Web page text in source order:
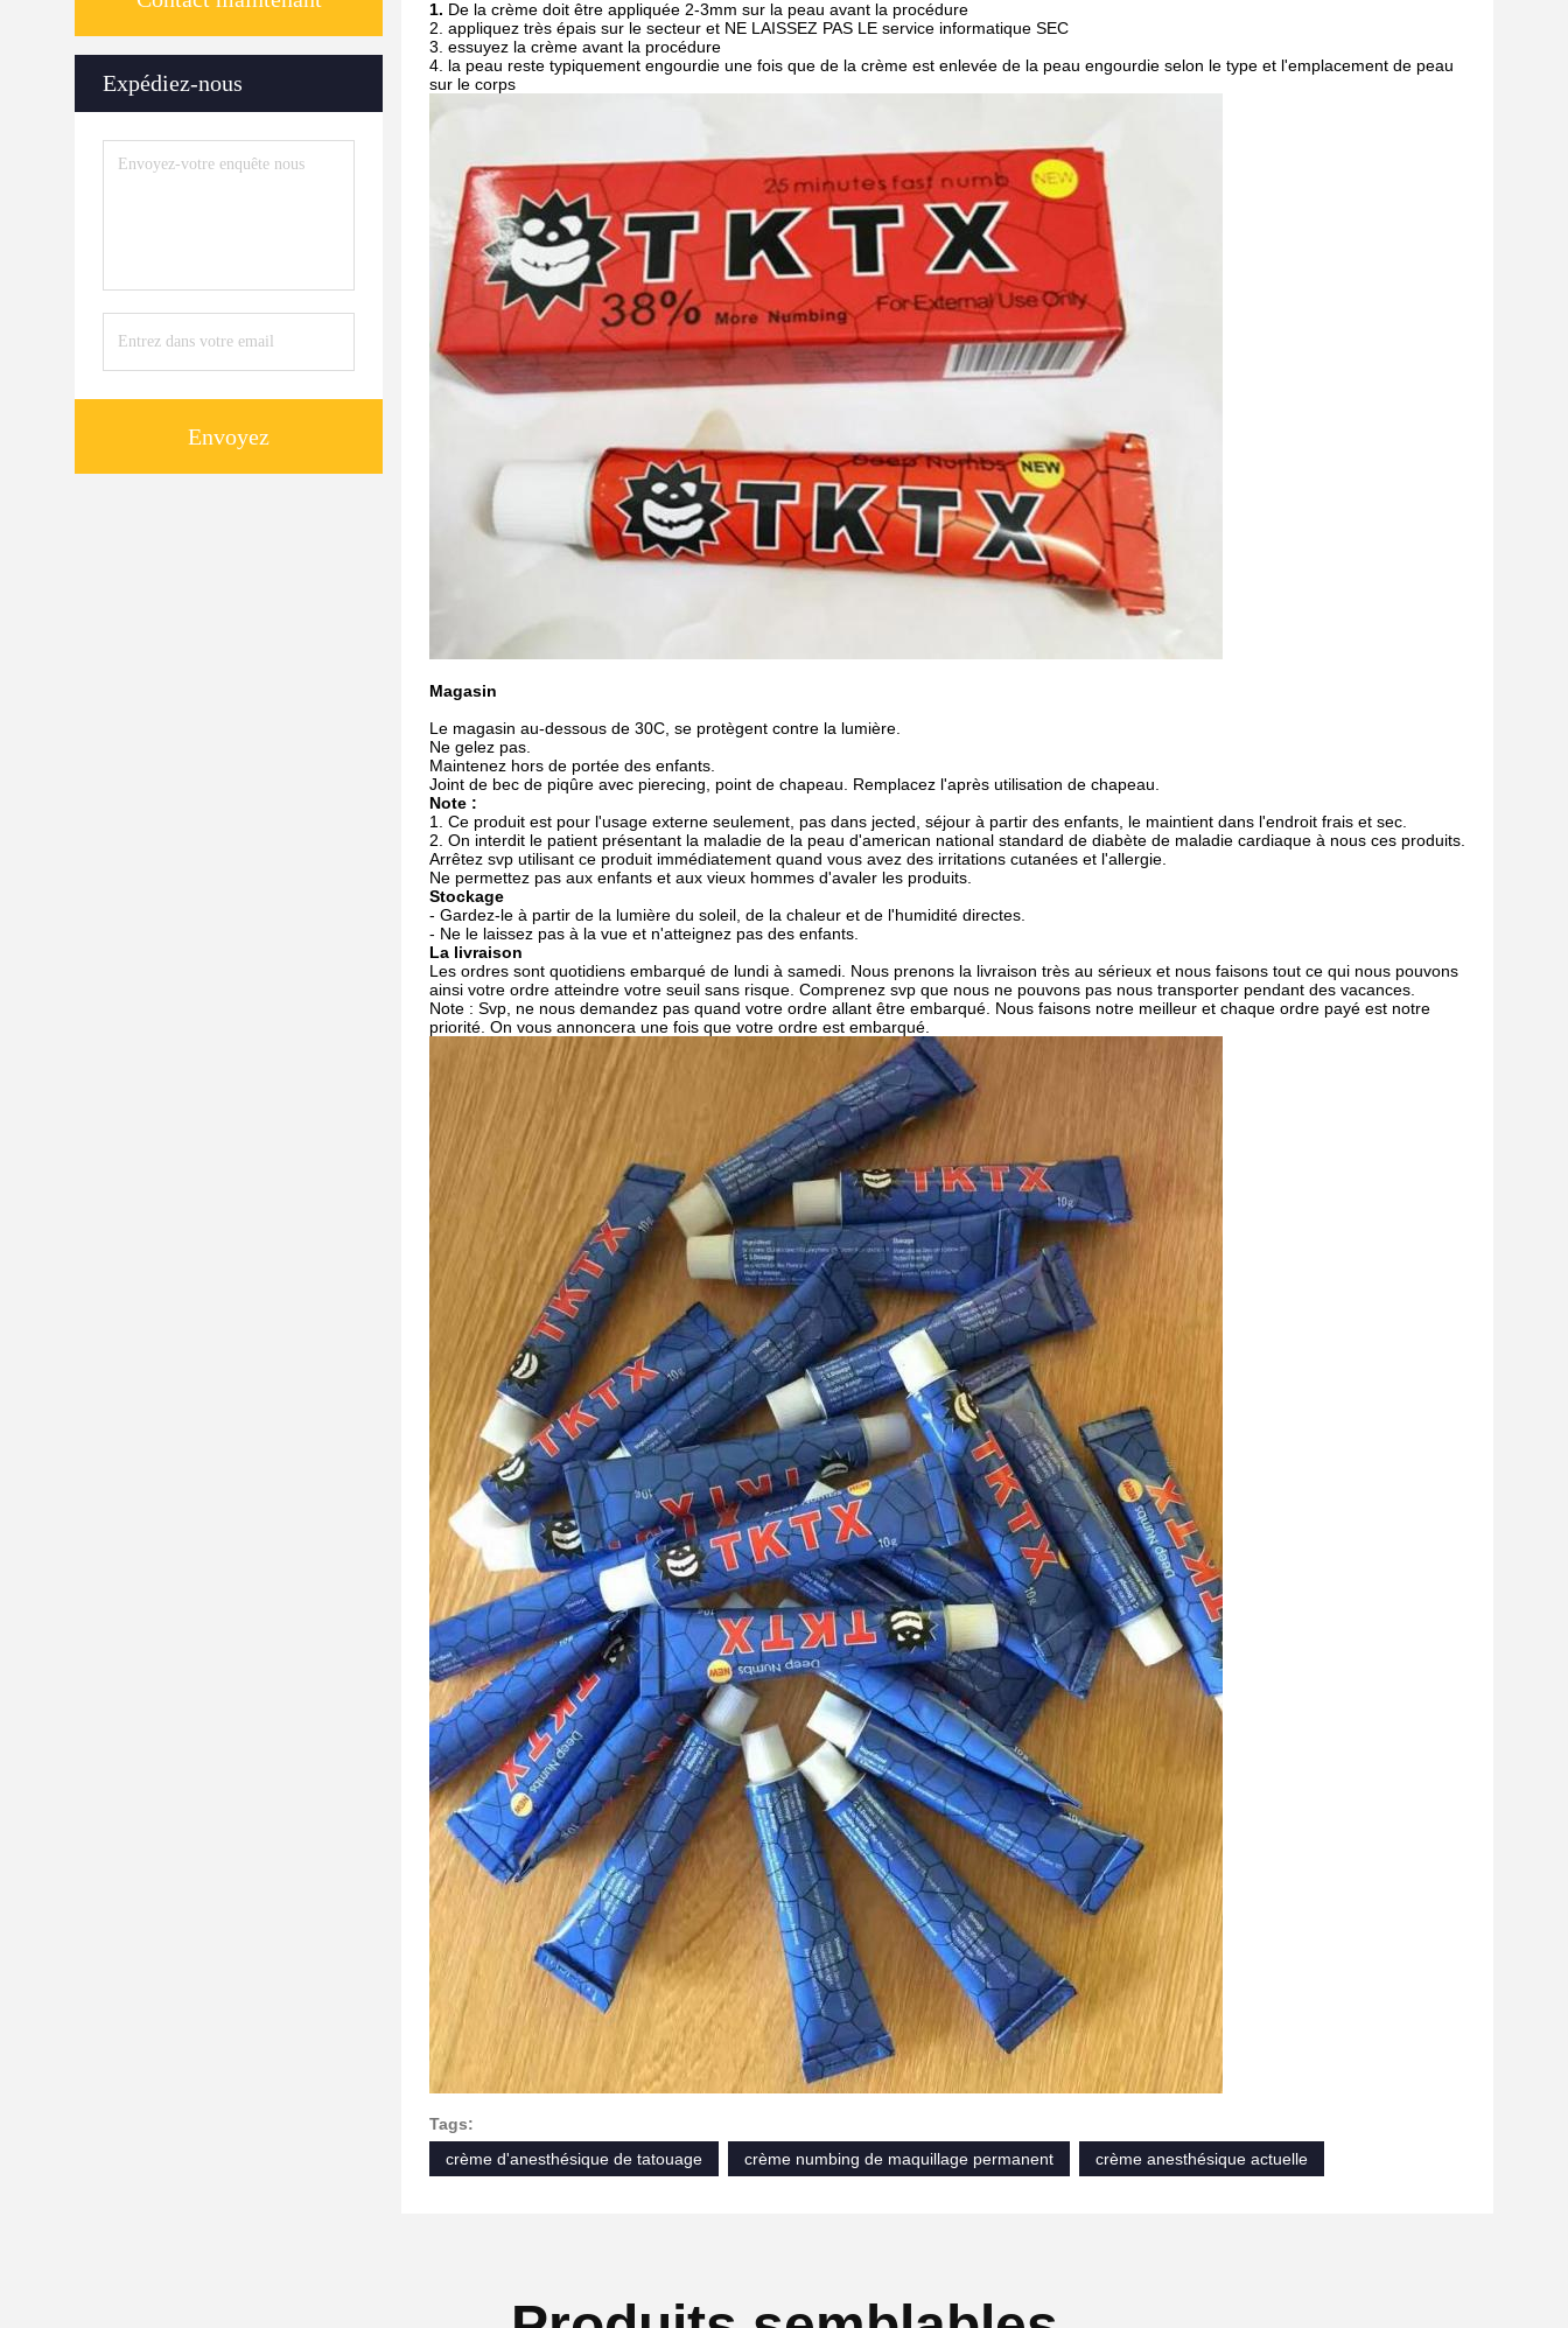
Expédiez-nous
Envoyez
1. De la crème doit être appliquée 2-3mm sur la peau avant la procédure
2. appliquez très épais sur le secteur et NE LAISSEZ PAS LE service informatique SEC
3. essuyez la crème avant la procédure
4. la peau reste typiquement engourdie une fois que de la crème est enlevée de la peau engourdie selon le type et l'emplacement de peau
sur le corps
Magasin
Le magasin au-dessous de 30C, se protègent contre la lumière.
Ne gelez pas.
Maintenez hors de portée des enfants.
Joint de bec de piqûre avec pierecing, point de chapeau. Remplacez l'après utilisation de chapeau.
Note :
1. Ce produit est pour l'usage externe seulement, pas dans jected, séjour à partir des enfants, le maintient dans l'endroit frais et sec.
2. On interdit le patient présentant la maladie de la peau d'american national standard de diabète de maladie cardiaque à nous ces produits.
Arrêtez svp utilisant ce produit immédiatement quand vous avez des irritations cutanées et l'allergie.
Ne permettez pas aux enfants et aux vieux hommes d'avaler les produits.
Stockage
- Gardez-le à partir de la lumière du soleil, de la chaleur et de l'humidité directes.
- Ne le laissez pas à la vue et n'atteignez pas des enfants.
La livraison
Les ordres sont quotidiens embarqué de lundi à samedi. Nous prenons la livraison très au sérieux et nous faisons tout ce qui nous pouvons
ainsi votre ordre atteindre votre seuil sans risque. Comprenez svp que nous ne pouvons pas nous transporter pendant des vacances.
Note : Svp, ne nous demandez pas quand votre ordre allant être embarqué. Nous faisons notre meilleur et chaque ordre payé est notre
priorité. On vous annoncera une fois que votre ordre est embarqué.
Tags:
crème d'anesthésique de tatouage
crème numbing de maquillage permanent crème anesthésique actuelle